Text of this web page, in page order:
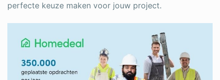
perfecte keuze maken voor jouw project.